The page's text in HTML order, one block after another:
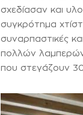
σχεδίασαν και
συγκρότημα
συναρπαστικές
πολλών λαμπερών
που στεγάζουν